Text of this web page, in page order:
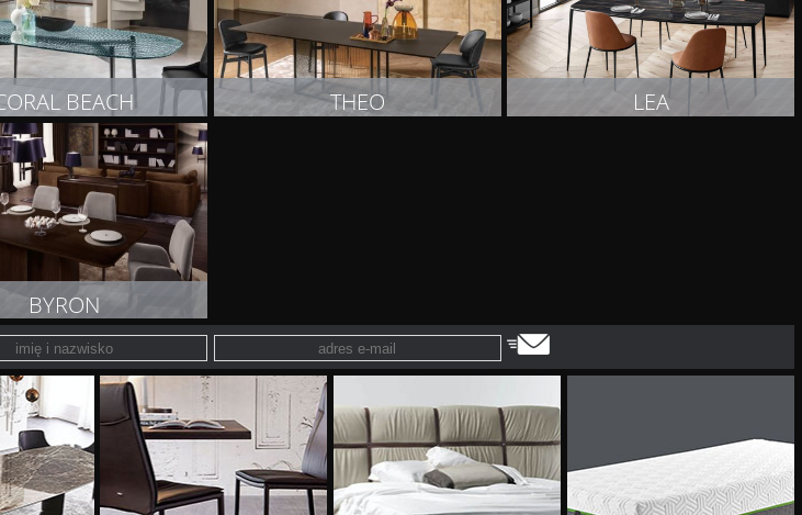
BEACH
ZOBACZ PRODUKT
THEO LEA
BYRON
ZOBACZ PRODUKT